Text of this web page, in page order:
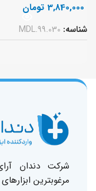
3,840,000 تومان
شناسه: MDL.99.030
شرکت دندان
مرغوبترین